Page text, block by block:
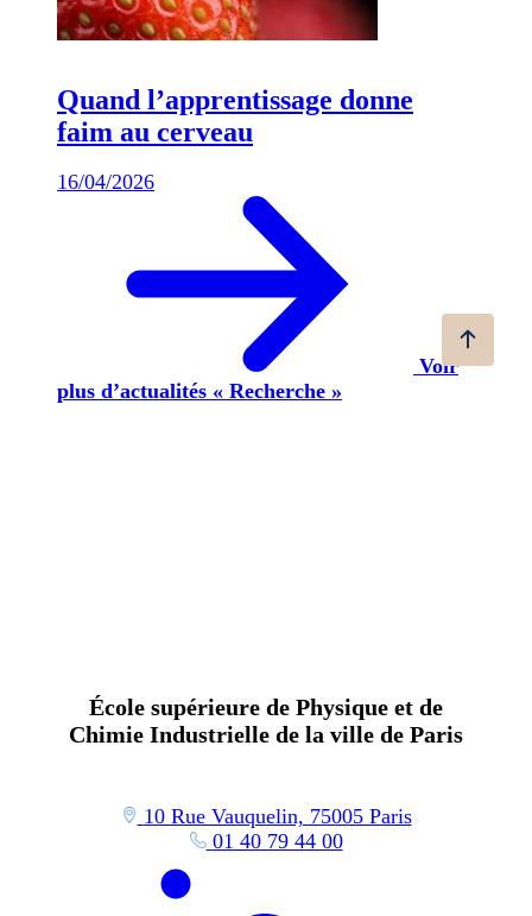
Quand l’apprentissage donne
faim au cerveau
16/04/2026
Voir
plus d’actualités « Recherche »
École supérieure de Physique et de
Chimie Industrielle de la ville de Paris
10 Rue Vauquelin, 75005 Paris
01 40 79 44 00